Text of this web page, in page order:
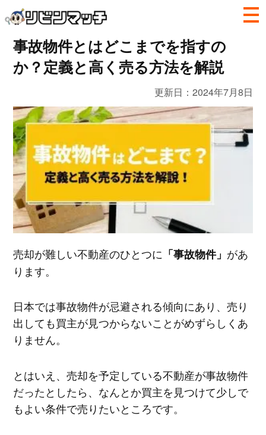
事故物件とはどこまでを指すの
か？定義と高く売る方法を解説
更新日：2024年7月8日
売却が難しい不動産のひとつに 「事故物件」 があ
ります。
日本では事故物件が忌避される傾向にあり、売り
出しても買主が見つからないことがめずらしくあ
りません。
とはいえ、売却を予定している不動産が事故物件
だったとしたら、なんとか買主を見つけて少しで
もよい条件で売りたいところです。